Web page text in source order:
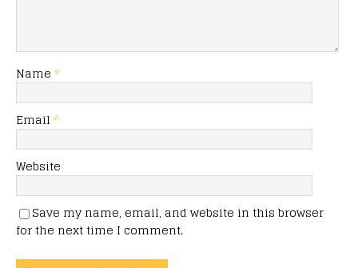
Name *
Email *
Website
Save my name, email, and website in this browser
for the next time I comment.